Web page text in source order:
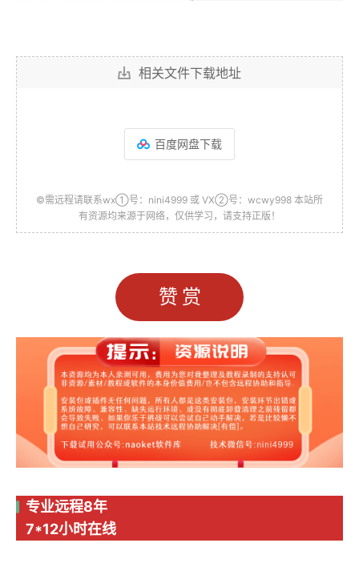
相关文件下载地址
百度网盘下载
©需远程请联系wx①号：nini4999 或 VX②号：wcwy998 本站所
有资源均来源于网络，仅供学习，请支持正版！
赞赏
专业远程8年
7*12小时在线